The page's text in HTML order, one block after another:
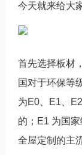
今天就来给大
首先选择板材
国对于环保等
为E0、E1、
的；E1 为国
全屋定制的主